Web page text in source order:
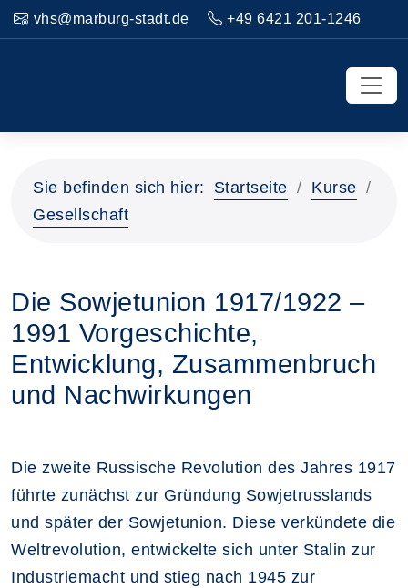
vhs@marburg-stadt.de +49 6421 201-1246
Sie befinden sich hier: Startseite
Kurse
Gesellschaft
Die Sowjetunion 1917/1922 –
1991 Vorgeschichte,
Entwicklung, Zusammenbruch
und Nachwirkungen
Die zweite Russische Revolution des Jahres 1917
führte zunächst zur Gründung Sowjetrusslands
und später der Sowjetunion. Diese verkündete die
Weltrevolution, entwickelte sich unter Stalin zur
Industriemacht und stieg nach 1945 zur